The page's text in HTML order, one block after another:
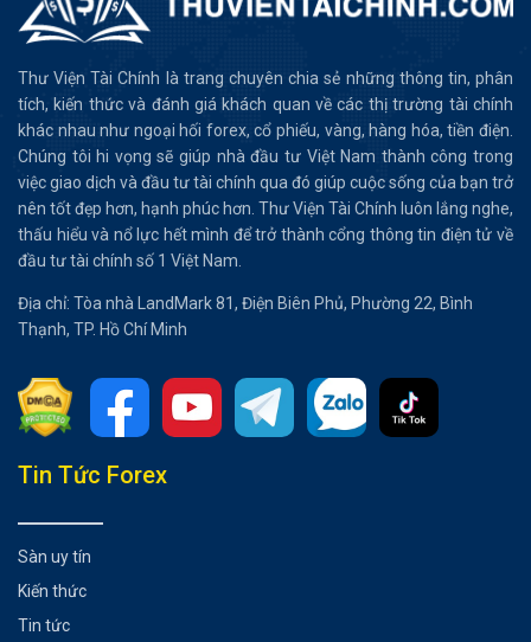
Thư Viện Tài Chính là trang chuyên chia sẻ những thông tin, phân
tích, kiến thức và đánh giá khách quan về các thị trường tài chính
khác nhau như ngoại hối forex, cổ phiếu, vàng, hàng hóa, tiền điện.
Chúng tôi hi vọng sẽ giúp nhà đầu tư Việt Nam thành công trong
việc giao dịch và đầu tư tài chính qua đó giúp cuộc sống của bạn trở
nên tốt đẹp hơn, hạnh phúc hơn. Thư Viện Tài Chính luôn lắng nghe,
thấu hiểu và nổ lực hết mình để trở thành cổng thông tin điện tử về
đầu tư tài chính số 1 Việt Nam.
Địa chỉ: Tòa nhà LandMark 81, Điện Biên Phủ, Phường 22, Bình
Thạnh, TP. Hồ Chí Minh
Tổng hợp bài viết
Top các app đầu tư tiền ảo tốt nhất hiện nay
App đầu tư tiền ảo IQ Option
Tin Tức Forex
Sàn uy tín
Kiến thức
Tin tức